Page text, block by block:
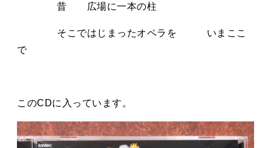
昔 広場に一本の柱
そこではじまったオペラを いまここ
で
このCDに入っています。